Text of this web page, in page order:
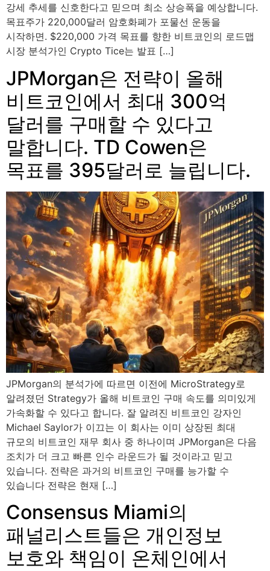
강세 추세를 신호한다고 믿으며 최소 상승폭을 예상합니다.
목표주가 220,000달러 암호화폐가 포물선 운동을
시작하면. $220,000 가격 목표를 향한 비트코인의 로드맵
시장 분석가인 Crypto Tice는 발표 […]
JPMorgan은 전략이 올해
비트코인에서 최대 300억
달러를 구매할 수 있다고
말합니다. TD Cowen은
목표를 395달러로 늘립니다.
JPMorgan의 분석가에 따르면 이전에 MicroStrategy로
알려졌던 Strategy가 올해 비트코인 ​​구매 속도를 의미있게
가속화할 수 있다고 합니다. 잘 알려진 비트코인 ​​강자인
Michael Saylor가 이끄는 이 회사는 이미 상장된 최대
규모의 비트코인 ​​재무 회사 중 하나이며 JPMorgan은 다음
조치가 더 크고 빠른 인수 라운드가 될 것이라고 믿고
있습니다. 전략은 과거의 비트코인 ​​구매를 능가할 수
있습니다 전략은 현재 […]
Consensus Miami의
패널리스트들은 개인정보
보호와 책임이 온체인에서